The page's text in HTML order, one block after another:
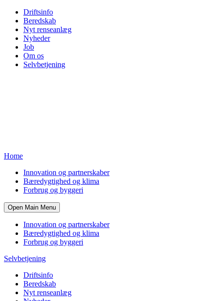
Driftsinfo
Beredskab
Nyt renseanlæg
Nyheder
Job
Om os
Selvbetjening
Home
Innovation og partnerskaber
Bæredygtighed og klima
Forbrug og byggeri
Open Main Menu
Innovation og partnerskaber
Bæredygtighed og klima
Forbrug og byggeri
Selvbetjening
Driftsinfo
Beredskab
Nyt renseanlæg